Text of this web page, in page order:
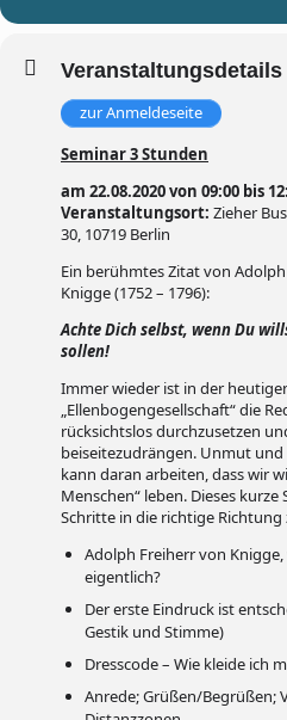
Veranstaltungsdetails
zur Anmeldeseite
Seminar 3 Stunden
am 22.08.2020 von 09:00 bis
Veranstaltungsort: Zieher
30, 10719 Berlin
Ein berühmtes Zitat von
Knigge (1752 – 1796):
Achte Dich selbst, wenn Du
sollen!
Immer wieder ist in der
„Ellenbogengesellschaft“ die
rücksichtslos durchzusetzen
beiseitezudrängen. Unmut
kann daran arbeiten, dass wir
Menschen“ leben. Dieses
Schritte in die richtige Richtung
Adolph Freiherr von
eigentlich?
Der erste Eindruck ist
Gestik und Stimme)
Dresscode – Wie kleide ich
Anrede; Grüßen/Begrüßen;